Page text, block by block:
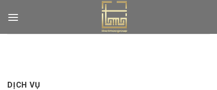
DỊCH VỤ